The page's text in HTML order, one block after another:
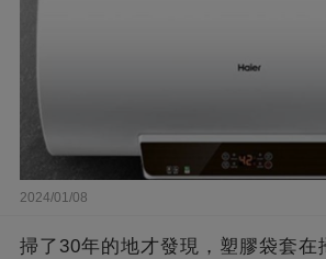
2024/01/08
掃了30年的地才發現，塑膠袋套在